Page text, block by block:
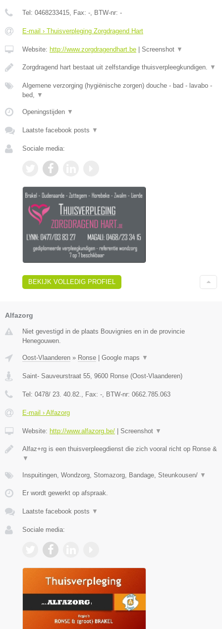
Tel: 0468233415 , Fax: - , BTW-nr: -
E-mail › Thuisverpleging Zorgdragend Hart
Website: http://www.zorgdragendhart.be | Screenshot ▼
Zorgdragend hart bestaat uit zelfstandige thuisverpleegkundigen. ▼
Algemene verzorging (hygiënische zorgen) douche - bad - lavabo -
bed,
▼
Openingstijden ▼
Laatste facebook posts ▼
Sociale media:
BEKIJK VOLLEDIG PROFIEL
Alfazorg
Niet gevestigd in de plaats Bouvignies en in de provincie
Henegouwen.
Oost-Vlaanderen » Ronse Google maps ▼
Saint- Sauveurstraat 55, 9600 Ronse (Oost-Vlaanderen)
Tel: 0478/ 23. 40.82., Fax: -, BTW-nr: 0662.785.063
E-mail › Alfazorg
Website: http://www.alfazorg.be/ Screenshot ▼
Alfaz+rg is een thuisverpleegdienst die zich vooral richt op Ronse &
▼
Inspuitingen, Wondzorg, Stomazorg, Bandage, Steunkousen/ ▼
Er wordt gewerkt op afspraak.
Laatste facebook posts ▼
Sociale media: